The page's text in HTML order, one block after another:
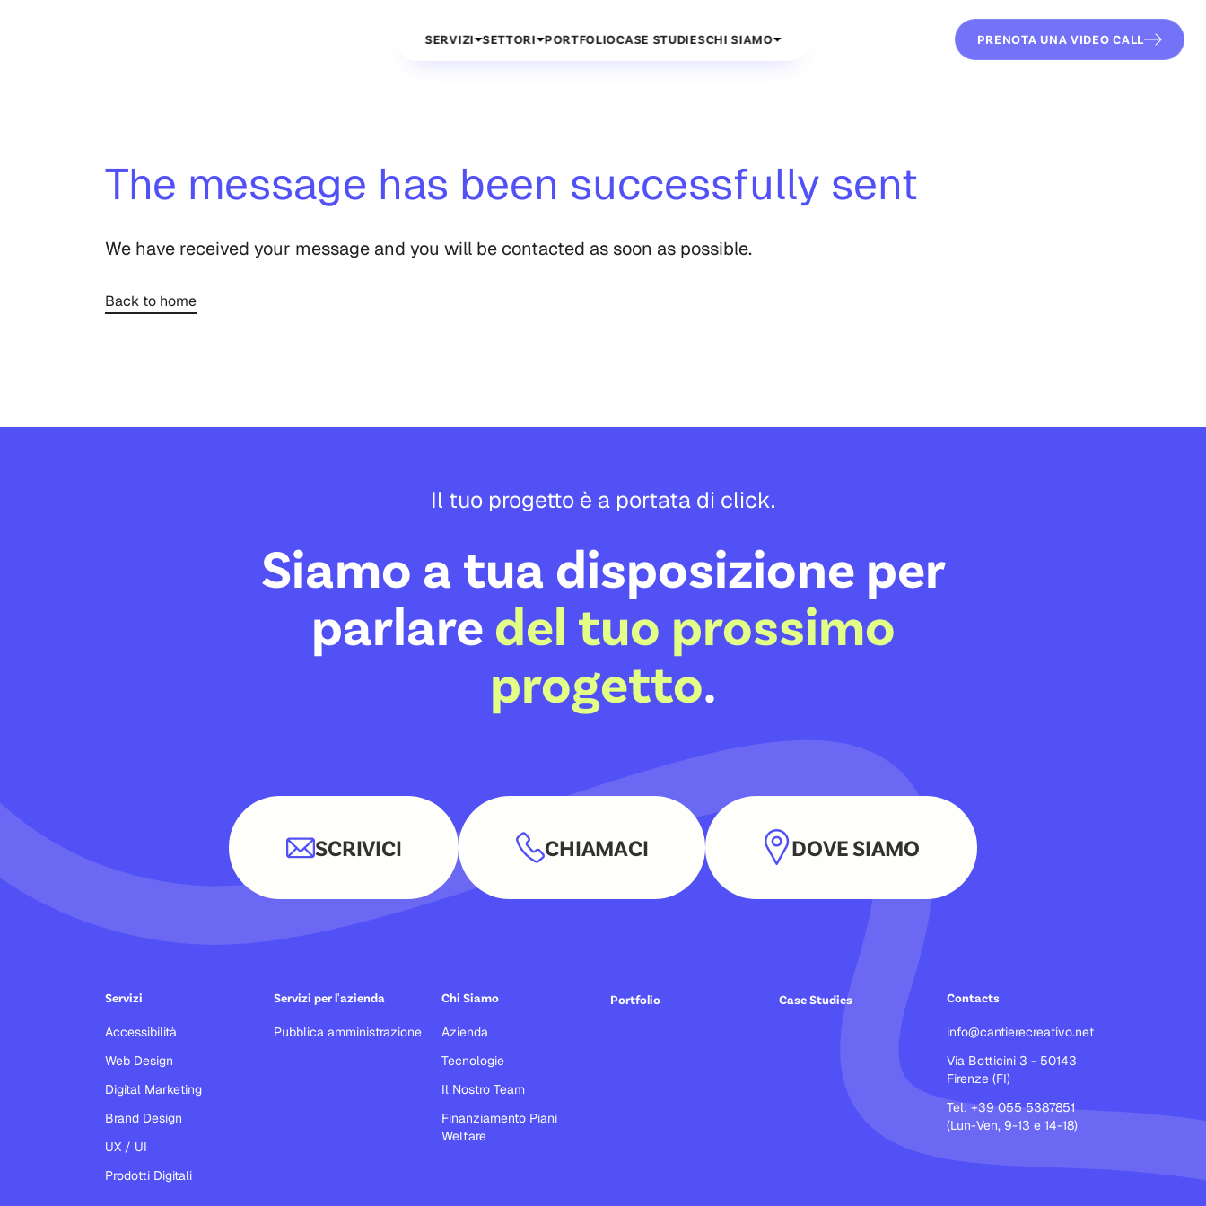
SERVIZI SETTORI PORTFOLIOCASE STUDIESCHI SIAMO PRENOTA UNA VIDEO CALL
The message has been successfully sent
We have received your message and you will be contacted as soon as possible.
Back to home
Il tuo progetto è a portata di click.
Siamo a tua disposizione per
parlare del tuo prossimo
progetto.
SCRIVICI CHIAMACI DOVE SIAMO
Servizi
Accessibilità
Web Design
Digital Marketing
Brand Design
UX / UI
Prodotti Digitali
Servizi per l'azienda
Pubblica amministrazione
Chi Siamo
Azienda
Tecnologie
Il Nostro Team
Finanziamento Piani
Welfare
Portfolio Case Studies Contacts
info@cantierecreativo.net
Via Botticini 3 - 50143
Firenze (FI)
Tel: +39 055 5387851
(Lun-Ven, 9-13 e 14-18)